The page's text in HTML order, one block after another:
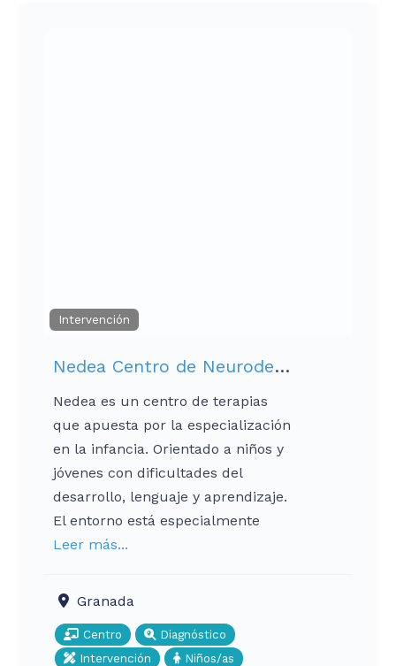
Intervención
Nedea Centro de Neurodesarrollo y Aprendizaje
Nedea es un centro de terapias
que apuesta por la especialización
en la infancia. Orientado a niños y
jóvenes con dificultades del
desarrollo, lenguaje y aprendizaje.
El entorno está especialmente
Leer más...
Granada
Centro
Diagnóstico
Intervención
Niños/as